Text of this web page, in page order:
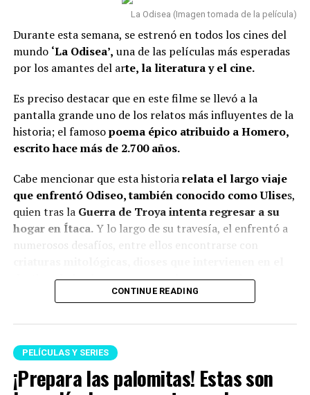
Lee también: ¿Alexa Torrex se p3leó con Sofía
Jaramillo por un hombre? La cucuteña se refirió a
Películas
La fiera — 14 de agosto
La captura — 21 de agosto
Una mujer sin pasado — 28 de agosto
Susurran tu nombre — 28 de agosto
Pollo a lo grande: Una conspiración de comida
Untold: The Testimony of Vince Young — 25 de
agosto
La Odisea (Imagen tomada de la película)
Durante esta semana, se estrenó en todos los cines del
mundo ‘La Odisea’, una de las películas más esperadas
por los amantes del arte, la literatura y el cine.
Es preciso destacar que en este filme se llevó a la
pantalla grande uno de los relatos más influyentes de la
historia; el famosopoema épico atribuido a Homero,
escrito hace más de 2.700 años.
Cabe mencionar que esta historiarelata el largo viaje
que enfrentó Odiseo, también conocido como Ulises,
quien tras laGuerra de Troya intenta regresar a su
hogar en Ítaca.Y lo largo de su travesía, el enfrentó a
numerosos desafíos, entre ellos encontrarse con
destino de los humanosy pruebas que pondrán a
prueba su inteligencia, valentía y capacidad para
CONTINUE READING
PELÍCULAS Y SERIES
¡Prepara las palomitas! Estas son